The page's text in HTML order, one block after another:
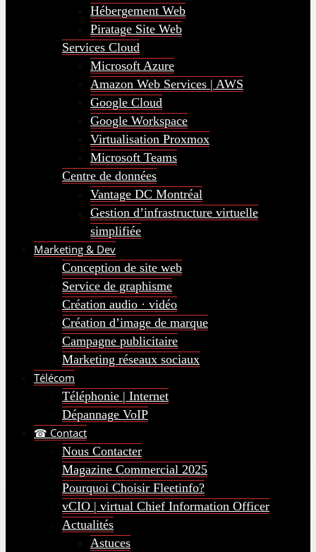
Hébergement Web
Piratage Site Web
Services Cloud
Microsoft Azure
Amazon Web Services | AWS
Google Cloud
Google Workspace
Virtualisation Proxmox
Microsoft Teams
Centre de données
Vantage DC Montréal
Gestion d’infrastructure virtuelle
simplifiée
Marketing & Dev
Conception de site web
Service de graphisme
Création audio · vidéo
Création d’image de marque
Campagne publicitaire
Marketing réseaux sociaux
Télécom
Téléphonie | Internet
Dépannage VoIP
☎ Contact
Nous Contacter
Magazine Commercial 2025
Pourquoi Choisir Fleetinfo?
vCIO | virtual Chief Information Officer
Actualités
Astuces